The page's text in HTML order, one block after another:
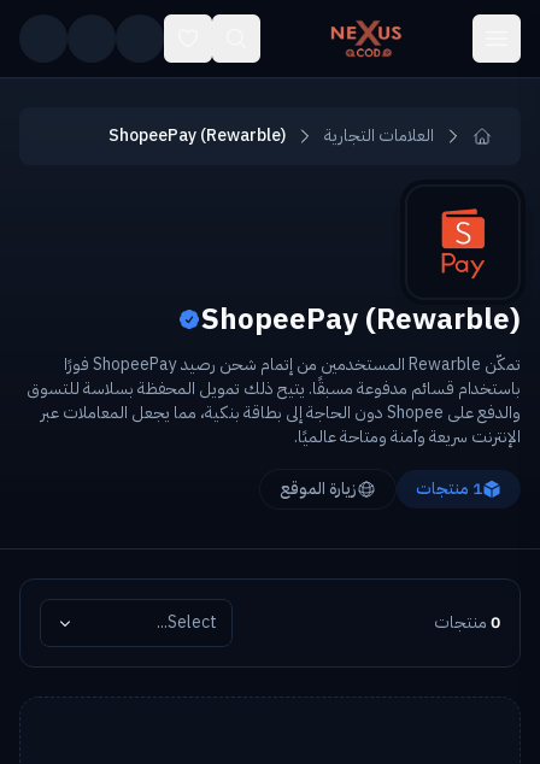
Skip to main content
العلامات التجارية ShopeePay (Rewarble)
ShopeePay (Rewarble)
تمكّن Rewarble المستخدمين من إتمام شحن رصيد ShopeePay فورًا
باستخدام قسائم مدفوعة مسبقًا. يتيح ذلك تمويل المحفظة بسلاسة للتسوق
والدفع على Shopee دون الحاجة إلى بطاقة بنكية، مما يجعل المعاملات عبر
الإنترنت سريعة وآمنة ومتاحة عالميًا.
1 منتجات زيارة الموقع
0منتجات Select...